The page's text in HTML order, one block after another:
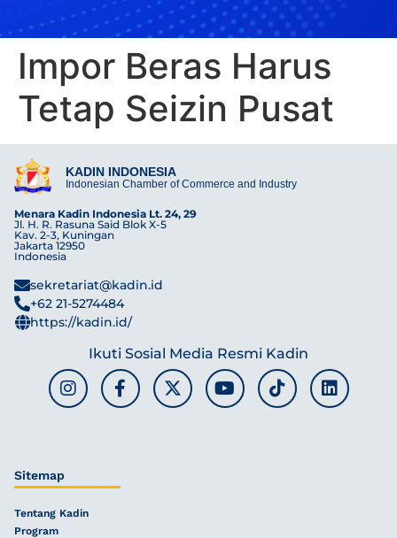
Impor Beras Harus
Tetap Seizin Pusat
KADIN INDONESIA
Indonesian Chamber of Commerce and Industry
Menara Kadin Indonesia Lt. 24, 29
Jl. H. R. Rasuna Said Blok X-5
Kav. 2-3, Kuningan
Jakarta 12950
Indonesia
sekretariat@kadin.id
+62 21-5274484
https://kadin.id/
Ikuti Sosial Media Resmi Kadin
Sitemap
Tentang Kadin
Program